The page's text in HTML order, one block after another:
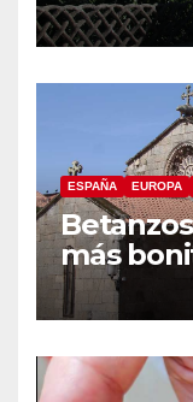
ESPAÑA EUROPA
más